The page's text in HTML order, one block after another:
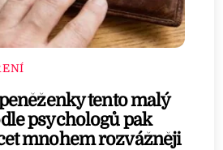
tento malý
psychologů pak
mnohem rozvážněji